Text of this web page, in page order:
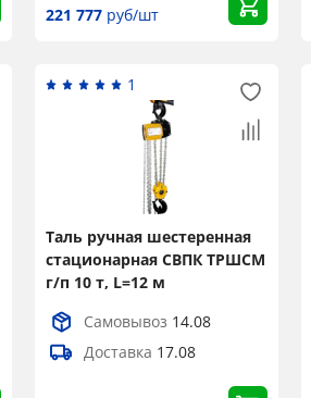
221 777 руб/шт
1
Таль ручная шестеренная
стационарная СВПК ТРШСМ
г/п 10 т, L=12 м
Самовывоз 14.08
Доставка 17.08